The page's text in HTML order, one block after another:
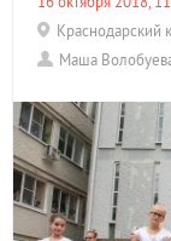
Краснодарский
Маша